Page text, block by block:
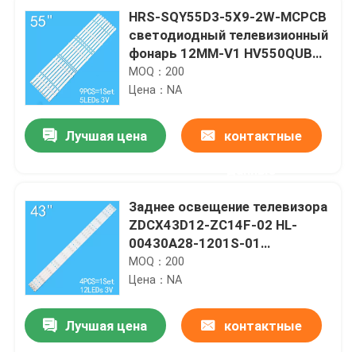
HRS-SQY55D3-5X9-2W-MCPCB
светодиодный телевизионный
фонарь 12MM-V1 HV550QUB
F5A KROMS
MOQ：200
Цена：NA
Лучшая цена контактные
Заднее освещение телевизора
ZDCX43D12-ZC14F-02 HL-
00430A28-1201S-01
CX430M02 CX430DLEDM
LC430DUY-SHA1
MOQ：200
Цена：NA
Лучшая цена контактные